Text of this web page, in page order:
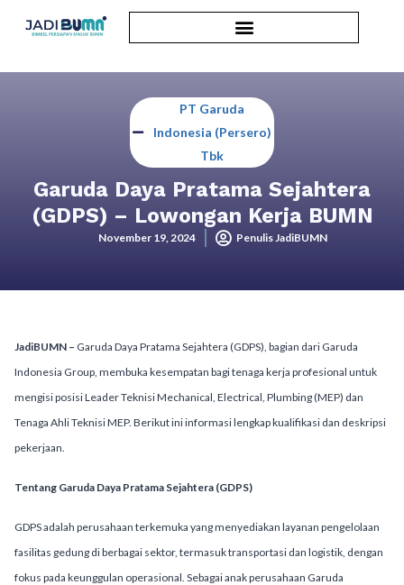
PT Garuda
Indonesia (Persero)
Tbk
Garuda Daya Pratama Sejahtera
(GDPS) – Lowongan Kerja BUMN
November 19, 2024 Penulis JadiBUMN
JadiBUMN – Garuda Daya Pratama Sejahtera (GDPS), bagian dari Garuda
Indonesia Group, membuka kesempatan bagi tenaga kerja profesional untuk
mengisi posisi Leader Teknisi Mechanical, Electrical, Plumbing (MEP) dan
Tenaga Ahli Teknisi MEP. Berikut ini informasi lengkap kualifikasi dan deskripsi
pekerjaan.
Tentang Garuda Daya Pratama Sejahtera (GDPS)
GDPS adalah perusahaan terkemuka yang menyediakan layanan pengelolaan
fasilitas gedung di berbagai sektor, termasuk transportasi dan logistik, dengan
fokus pada keunggulan operasional. Sebagai anak perusahaan Garuda